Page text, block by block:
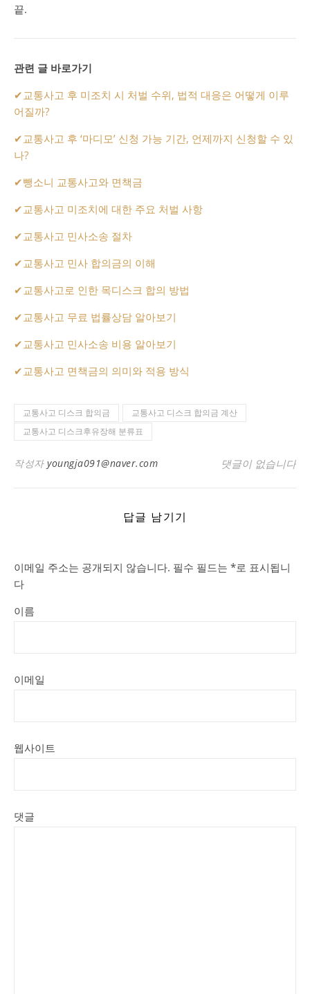
끝.
관련 글 바로가기
✔교통사고 후 미조치 시 처벌 수위, 법적 대응은 어떻게 이루
어질까?
✔교통사고 후 ‘마디모’ 신청 가능 기간, 언제까지 신청할 수 있
나?
✔뺑소니 교통사고와 면책금
✔교통사고 미조치에 대한 주요 처벌 사항
✔교통사고 민사소송 절차
✔교통사고 민사 합의금의 이해
✔교통사고로 인한 목디스크 합의 방법
✔교통사고 무료 법률상담 알아보기
✔교통사고 민사소송 비용 알아보기
✔교통사고 면책금의 의미와 적용 방식
교통사고 디스크 합의금
교통사고 디스크 합의금 계산
교통사고 디스크후유장해 분류표
작성자 youngja091@naver.com 댓글이 없습니다
답글 남기기
이메일 주소는 공개되지 않습니다. 필수 필드는 *로 표시됩니
다
이름
이메일
웹사이트
댓글